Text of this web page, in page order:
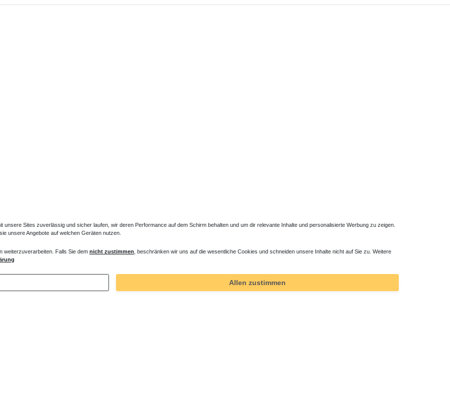
Entlüfter für Heizkörper
*
Verlängertes Ventil für Heizkörper Konvektor
72,32 € *
unsere Sites zuverlässig und sicher laufen, wir deren Performance auf dem Schirm behalten und um dir relevante Inhalte und personalisierte Werbung zu zeigen.
unsere Angebote auf welchen Geräten nutzen.
weiterzuverarbeiten. Falls Sie dem nicht zustimmen , beschränken wir uns auf die wesentliche Cookies und schneiden unsere Inhalte nicht auf Sie zu. Weitere
Allen zustimmen